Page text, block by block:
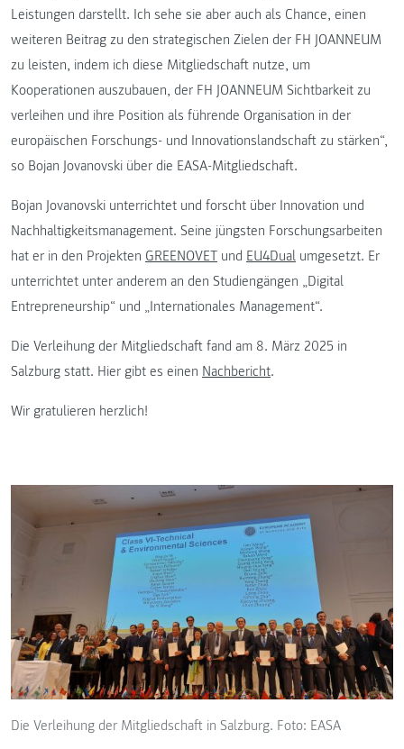
Leistungen darstellt. Ich sehe sie aber auch als Chance, einen
weiteren Beitrag zu den strategischen Zielen der FH JOANNEUM
zu leisten, indem ich diese Mitgliedschaft nutze, um
Kooperationen auszubauen, der FH JOANNEUM Sichtbarkeit zu
verleihen und ihre Position als führende Organisation in der
europäischen Forschungs- und Innovationslandschaft zu stärken“,
so Bojan Jovanovski über die EASA-Mitgliedschaft.
Bojan Jovanovski unterrichtet und forscht über Innovation und
Nachhaltigkeitsmanagement. Seine jüngsten Forschungsarbeiten
hat er in den Projekten GREENOVET und EU4Dual umgesetzt. Er
unterrichtet unter anderem an den Studiengängen „Digital
Entrepreneurship“ und „Internationales Management“.
Die Verleihung der Mitgliedschaft fand am 8. März 2025 in
Salzburg statt. Hier gibt es einen Nachbericht.
Wir gratulieren herzlich!
Die Verleihung der Mitgliedschaft in Salzburg. Foto: EASA